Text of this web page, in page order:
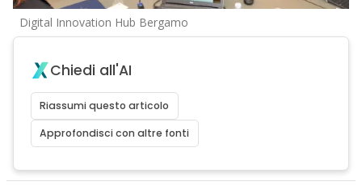
Digital Innovation Hub Bergamo
Chiedi all'AI
Riassumi questo articolo
Approfondisci con altre fonti